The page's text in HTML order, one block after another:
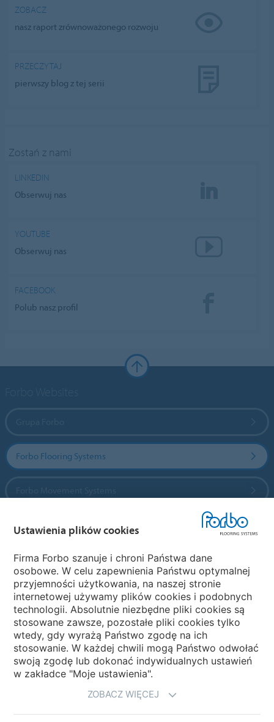
ZOBACZ
nasz raport zrównoważonego rozwoju
PRZECZYTAJ
pierwszy blog z tej serii
Zostań z nami
LINKEDIN
Obserwuj nas
YOUTUBE
Obserwuj nas
FACEBOOK
Polub nasz profil
Forbo Flooring Systems
Wybierz kraj
My Forbo
NEWSLETTER
Ustawienia plików cookies
Firma Forbo szanuje i chroni Państwa dane
osobowe. W celu zapewnienia Państwu optymalnej
przyjemności użytkowania, na naszej stronie
internetowej używamy plików cookies i podobnych
technologii. Absolutnie niezbędne pliki cookies są
stosowane zawsze, pozostałe pliki cookies tylko
wtedy, gdy wyrażą Państwo zgodę na ich
stosowanie. W każdej chwili mogą Państwo odwołać
swoją zgodę lub dokonać indywidualnych ustawień
w zakładce "Moje ustawienia".
ZOBACZ WIĘCEJ